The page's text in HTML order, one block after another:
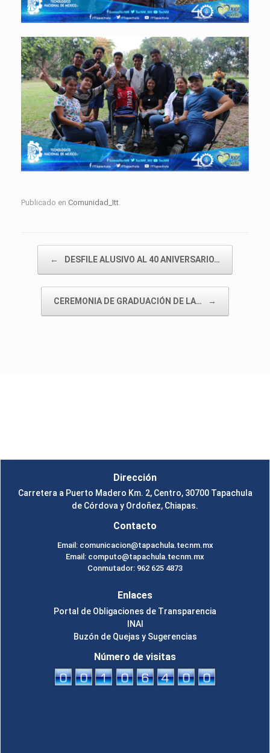
Publicado en Comunidad_Itt.
Navegador de artículos
← DESFILE ALUSIVO AL 40 ANIVERSARIO…
CEREMONIA DE GRADUACIÓN DE LA… →
Dirección
Carretera a Puerto Madero Km. 2, Centro, 30700 Tapachula
de Córdova y Ordoñez, Chiapas.
Contacto
Email: comunicacion@tapachula.tecnm.mx
Email: computo@tapachula.tecnm.mx
Conmutador: 962 625 4873
Enlaces
Portal de Obligaciones de Transparencia
INAI
Buzón de Quejas y Sugerencias
Número de visitas